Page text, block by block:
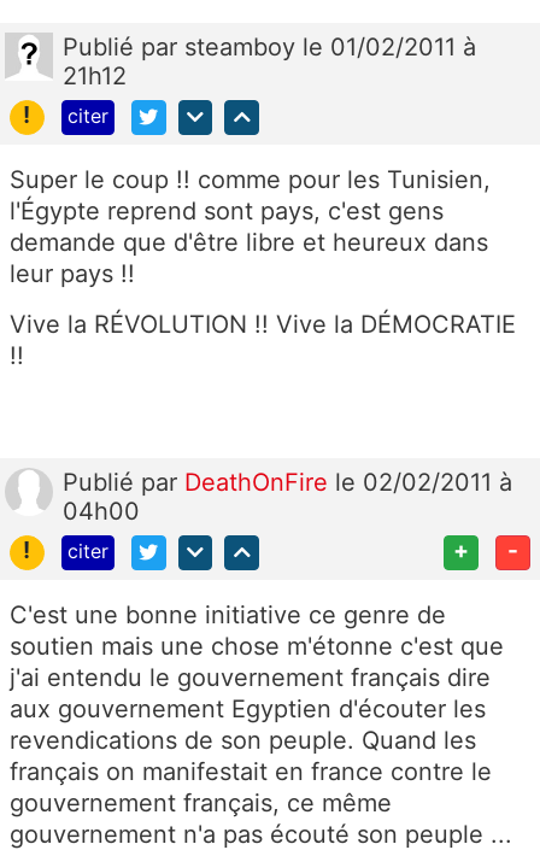
Publié par steamboy le 01/02/2011 à
21h12
!
citer
Super le coup !! comme pour les Tunisien,
l'Égypte reprend sont pays, c'est gens
demande que d'être libre et heureux dans
leur pays !!
Vive la RÉVOLUTION !! Vive la DÉMOCRATIE
!!
Publié par DeathOnFire le 02/02/2011 à
04h00
!
citer + -
C'est une bonne initiative ce genre de
soutien mais une chose m'étonne c'est que
j'ai entendu le gouvernement français dire
aux gouvernement Egyptien d'écouter les
revendications de son peuple. Quand les
français on manifestait en france contre le
gouvernement français, ce même
gouvernement n'a pas écouté son peuple ...